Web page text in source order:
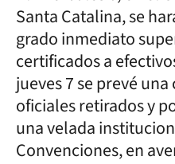
Santa Catalina, se
grado inmediato
certificados a
jueves 7 se prevé
oficiales retirados y
una velada
Convenciones, en